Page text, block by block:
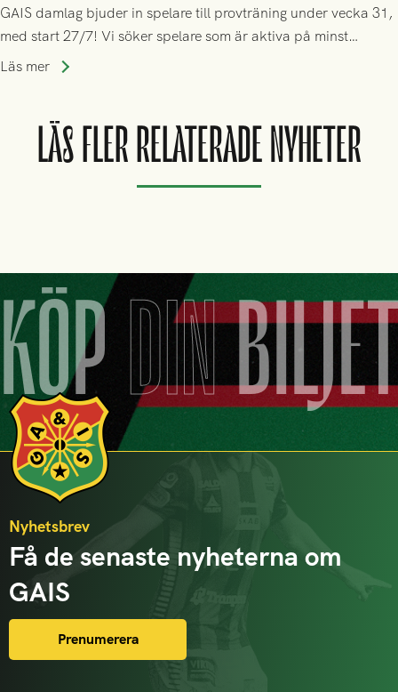
GAIS damlag bjuder in spelare till provträning under vecka 31,
med start 27/7! Vi söker spelare som är aktiva på minst
division 3-nivå.
Läs mer
LÄS FLER RELATERADE NYHETER
KÖPDIN
Nyhetsbrev
Få de senaste nyheterna om
GAIS
Prenumerera